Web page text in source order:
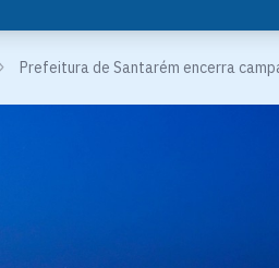
Prefeitura de Santarém encerra